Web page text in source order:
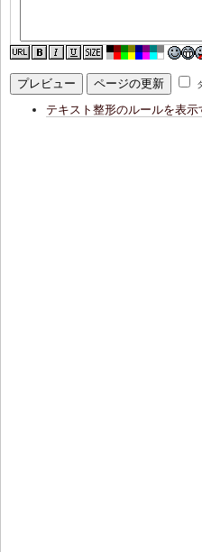
テキスト整形のルールを表示